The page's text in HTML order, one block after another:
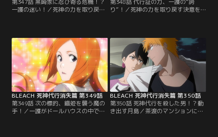
第347話 黒崎家に忍び寄る危機！？
一護の迷い！／死神の力を取り戻す
られた茶渡は一日待つ、という。一
護は、自分が死神の力を再び手にす
ることで、これまでの戦いのように
仲間や友人たちを危険な目に合わす
のではないかと悩んでいたのだ。
【提供：バンダイチャンネル】
第348話 代行証の力、一護の“誇
り”！／死神の力を取り戻す決意を
グ「ドールハウス」を使い、「ブタ
肉さん」と戦うことだった。だが、
まだ何の力も持たない一護はブタ肉
さんから逃げることしかできない。
しかもブタ肉さんはギリコの能力に
よって…。【提供：バンダイチャン
ネル】
BLEACH 死神代行消失篇 第349話
第349話 次の標的、織姫を襲う魔の
手！／一護がドールハウスの中で修
BLEACH 死神代行消失篇 第350話
第350話 死神代行を殺した男！？動
き出す月島／茶渡のマンションに残